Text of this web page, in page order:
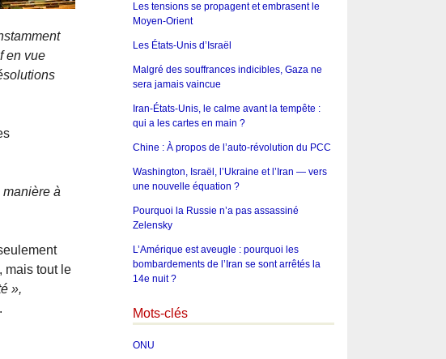
en vue
à
mais tout le
»,
Les tensions se propagent et embrasent le
Moyen-Orient
Les États-Unis d’Israël
Malgré des souffrances indicibles, Gaza ne
sera jamais vaincue
Iran-États-Unis, le calme avant la tempête :
qui a les cartes en main ?
Chine : À propos de l’auto-révolution du PCC
Washington, Israël, l’Ukraine et l’Iran — vers
une nouvelle équation ?
Pourquoi la Russie n’a pas assassiné
Zelensky
L’Amérique est aveugle : pourquoi les
bombardements de l’Iran se sont arrêtés la
14e nuit ?
Mots-clés
ONU